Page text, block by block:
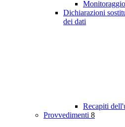
Dichiarazioni
dei dati
Recapiti
Provvedimenti 8